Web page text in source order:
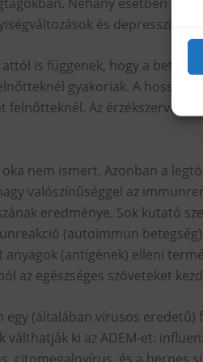
és depresszió is
attól is függenek, hogy a
gyakoriak. A
felnőtteknél. Az érzékszervi
oka nem ismert. Azonban a
valószínűséggel az
eredménye. Sok kutató
(autoimmun
anyagok (antigének) elleni
az egészséges szöveteket
egy (általában vírusos
válthatják ki az ADEM-et: